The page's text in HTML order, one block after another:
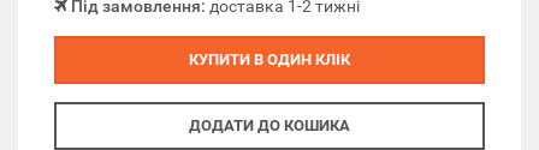
Під замовлення: доставка 1-2 тижні
КУПИТИ В ОДИН КЛІК
ДОДАТИ ДО КОШИКА